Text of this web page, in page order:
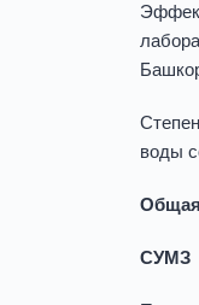
воды
Общая
СУМЗ